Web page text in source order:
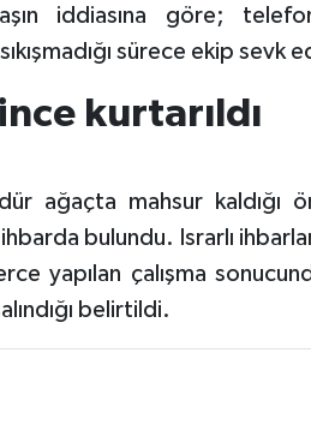
iddiasına göre;
sürece ekip
kurtarıldı
ağaçta mahsur kaldığı
bulundu. Israrlı
yapılan çalışma
belirtildi.